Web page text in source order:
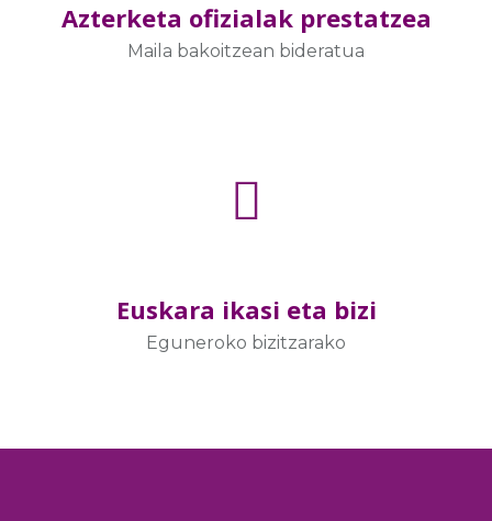
Azterketa ofizialak prestatzea
Maila bakoitzean bideratua
Euskara ikasi eta bizi
Eguneroko bizitzarako